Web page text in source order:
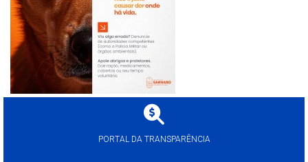
PORTAL DA TRANSPARÊNCIA